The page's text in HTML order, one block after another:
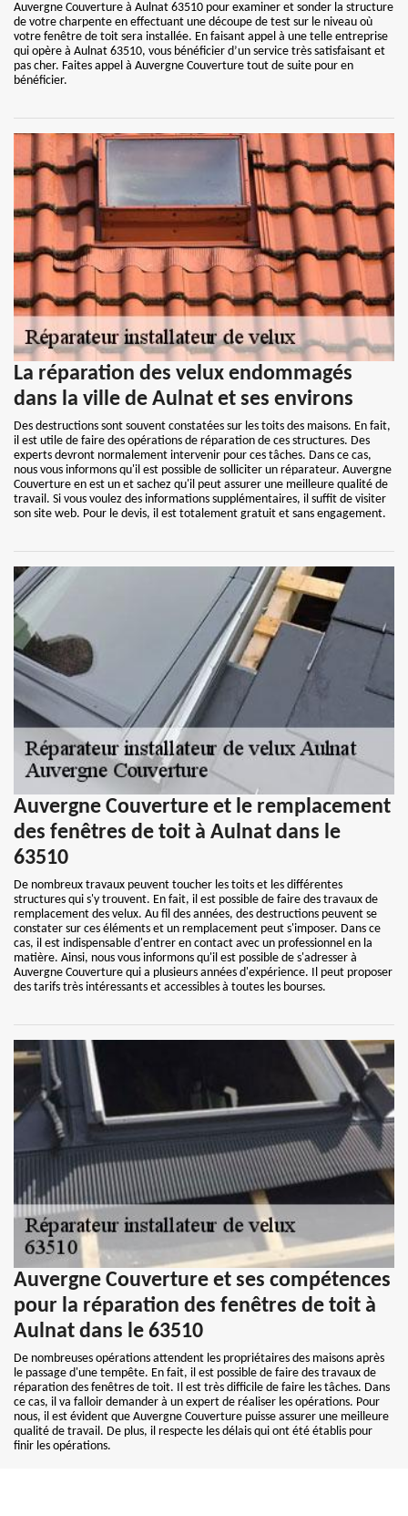
Auvergne Couverture à Aulnat 63510 pour examiner et sonder la structure
de votre charpente en effectuant une découpe de test sur le niveau où
votre fenêtre de toit sera installée. En faisant appel à une telle entreprise
qui opère à Aulnat 63510, vous bénéficier d’un service très satisfaisant et
pas cher. Faites appel à Auvergne Couverture tout de suite pour en
bénéficier.
La réparation des velux endommagés
dans la ville de Aulnat et ses environs
Des destructions sont souvent constatées sur les toits des maisons. En fait,
il est utile de faire des opérations de réparation de ces structures. Des
experts devront normalement intervenir pour ces tâches. Dans ce cas,
nous vous informons qu'il est possible de solliciter un réparateur. Auvergne
Couverture en est un et sachez qu'il peut assurer une meilleure qualité de
travail. Si vous voulez des informations supplémentaires, il suffit de visiter
son site web. Pour le devis, il est totalement gratuit et sans engagement.
Auvergne Couverture et le remplacement
des fenêtres de toit à Aulnat dans le
63510
De nombreux travaux peuvent toucher les toits et les différentes
structures qui s'y trouvent. En fait, il est possible de faire des travaux de
remplacement des velux. Au fil des années, des destructions peuvent se
constater sur ces éléments et un remplacement peut s'imposer. Dans ce
cas, il est indispensable d'entrer en contact avec un professionnel en la
matière. Ainsi, nous vous informons qu'il est possible de s'adresser à
Auvergne Couverture qui a plusieurs années d'expérience. Il peut proposer
des tarifs très intéressants et accessibles à toutes les bourses.
Auvergne Couverture et ses compétences
pour la réparation des fenêtres de toit à
Aulnat dans le 63510
De nombreuses opérations attendent les propriétaires des maisons après
le passage d'une tempête. En fait, il est possible de faire des travaux de
réparation des fenêtres de toit. Il est très difficile de faire les tâches. Dans
ce cas, il va falloir demander à un expert de réaliser les opérations. Pour
nous, il est évident que Auvergne Couverture puisse assurer une meilleure
qualité de travail. De plus, il respecte les délais qui ont été établis pour
finir les opérations.